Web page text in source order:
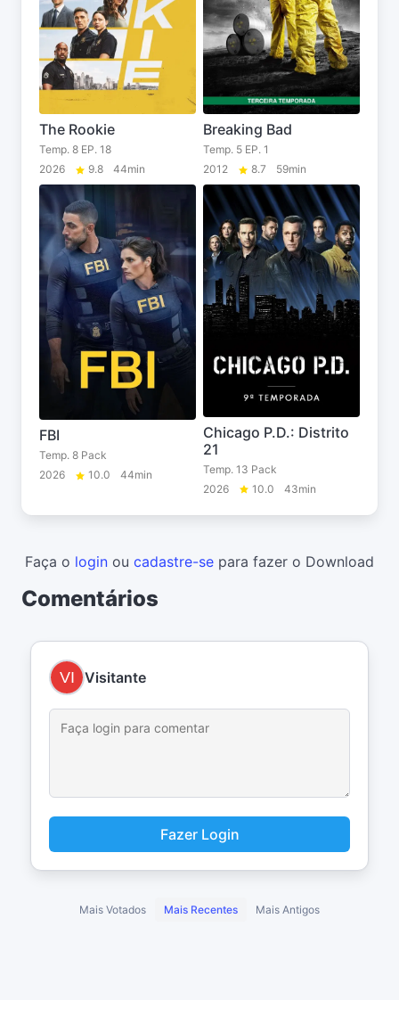
The Rookie
Temp. 8 EP. 18
2026
9.8 44min
Breaking Bad
Temp. 5 EP. 1
2012
8.7 59min
FBI
Temp. 8 Pack
2026
10.0 44min
Chicago P.D.: Distrito
21
Temp. 13 Pack
2026
10.0 43min
Faça o login ou cadastre-se para fazer o Download
Comentários
Visitante
Fazer Login
Mais Votados Mais Recentes Mais Antigos